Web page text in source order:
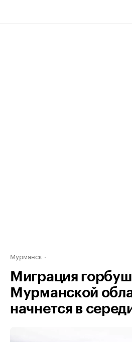
Мурманск
Миграция
Мурманской
начнется в